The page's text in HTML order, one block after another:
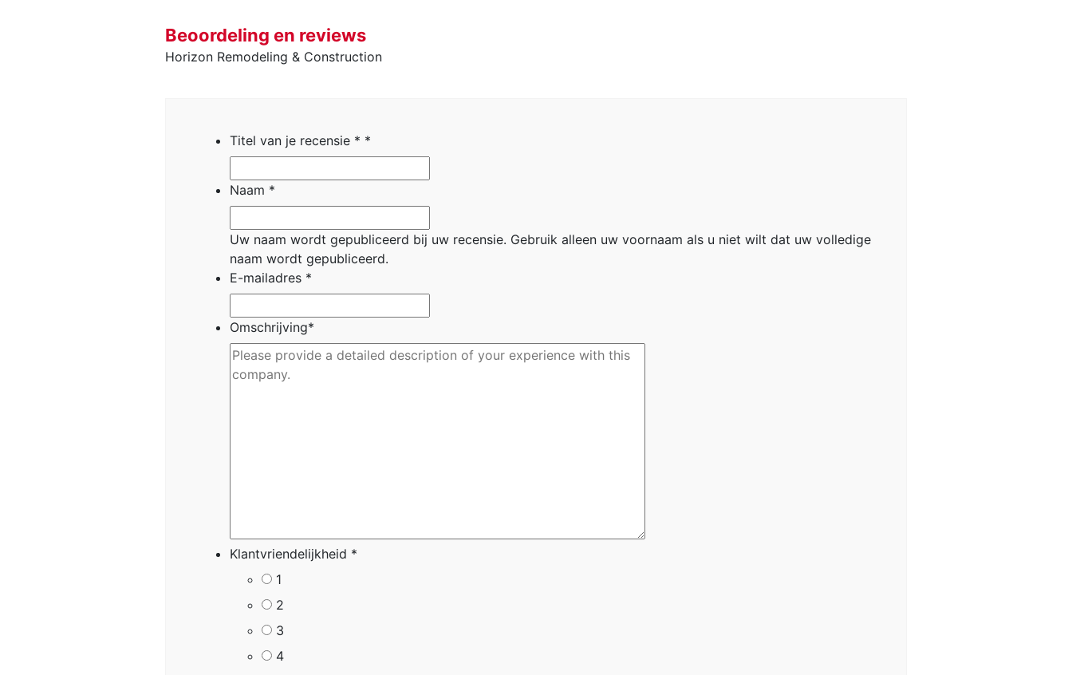
Beoordeling en reviews
Horizon Remodeling & Construction
Titel van je recensie * *
Naam *
Uw naam wordt gepubliceerd bij uw recensie. Gebruik alleen uw voornaam als u niet wilt dat uw volledige
naam wordt gepubliceerd.
E-mailadres *
Omschrijving*
Klantvriendelijkheid *
1
2
3
4